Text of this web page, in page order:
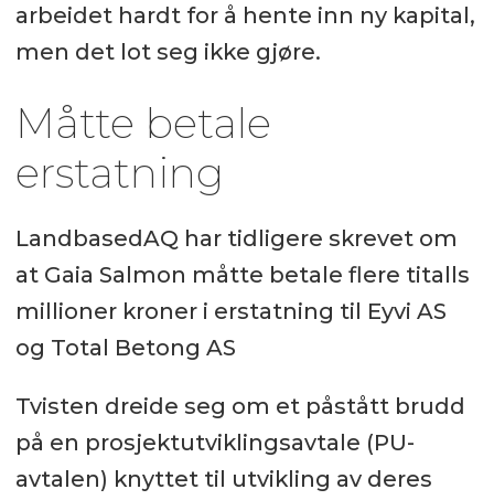
arbeidet hardt for å hente inn ny kapital,
men det lot seg ikke gjøre.
Måtte betale
erstatning
LandbasedAQ har tidligere skrevet om
at Gaia Salmon måtte betale flere titalls
millioner kroner i erstatning til Eyvi AS
og Total Betong AS
Tvisten dreide seg om et påstått brudd
på en prosjektutviklingsavtale (PU-
avtalen) knyttet til utvikling av deres